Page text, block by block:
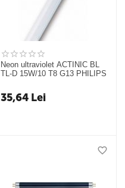
Neon ultraviolet ACTINIC BL
TL-D 15W/10 T8 G13 PHILIPS
35,64 Lei